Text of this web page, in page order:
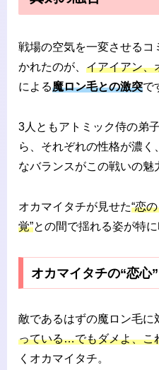
戦場の空気を一変させるコ
かれたのが、 イアイアン、
による魔ロン毛との激突で
3人ともアトミック侍の弟
ら、それぞれの性格が濃
なバランスがこの戦いの魅
オカマイタチが見せた“恋
覚”との間で揺れる姿が特に
オカマイタチの“恋心
敵であるはずの魔ロン毛に
っている…でもダメよ、
くオカマイタチ。